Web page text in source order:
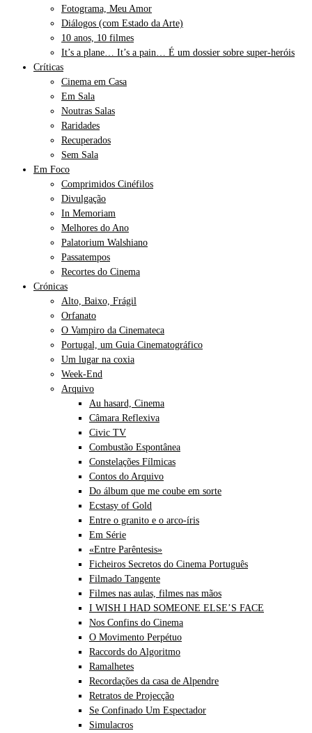
Fotograma, Meu Amor
Diálogos (com Estado da Arte)
10 anos, 10 filmes
It’s a plane… It’s a pain… É um dossier sobre super-heróis
Críticas
Cinema em Casa
Em Sala
Noutras Salas
Raridades
Recuperados
Sem Sala
Em Foco
Comprimidos Cinéfilos
Divulgação
In Memoriam
Melhores do Ano
Palatorium Walshiano
Passatempos
Recortes do Cinema
Crónicas
Alto, Baixo, Frágil
Orfanato
O Vampiro da Cinemateca
Portugal, um Guia Cinematográfico
Um lugar na coxia
Week-End
Arquivo
Au hasard, Cinema
Câmara Reflexiva
Civic TV
Combustão Espontânea
Constelações Fílmicas
Contos do Arquivo
Do álbum que me coube em sorte
Ecstasy of Gold
Entre o granito e o arco-íris
Em Série
«Entre Parêntesis»
Ficheiros Secretos do Cinema Português
Filmado Tangente
Filmes nas aulas, filmes nas mãos
I WISH I HAD SOMEONE ELSE’S FACE
Nos Confins do Cinema
O Movimento Perpétuo
Raccords do Algoritmo
Ramalhetes
Recordações da casa de Alpendre
Retratos de Projecção
Se Confinado Um Espectador
Simulacros